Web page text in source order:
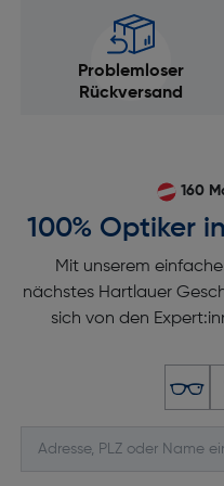
Schlafanalyse: Ja
Wetteranzeige: Ja
Höhenmesser: Ja
Kompass: Ja
Wecker: Ja
Stoppuhr: Ja
Display-Typ: Digital
Problemloser
Rückversand
160
100% Optiker
Mit unserem
nächstes Hartlauer
sich von den